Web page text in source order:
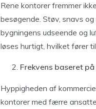
Rene kontorer fremmer
besøgende. Støv, snavs
bygningens udseende og
løses hurtigt, hvilket fører
Frekvens baseret
Hyppigheden af
kontorer med færre